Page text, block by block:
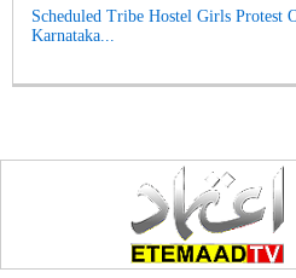
Scheduled Tribe Hostel Girls Protest
Karnataka...